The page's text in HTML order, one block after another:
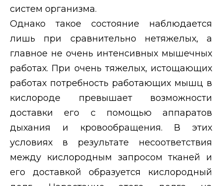
систем организма.
Однако такое состояние наблюдается
лишь при сравнительно нетяжелых, а
главное не очень интенсивных мышечных
работах. При очень тяжелых, истощающих
работах потребность работающих мышц в
кислороде превышает возможности
доставки его с помощью аппаратов
дыхания и кровообращения. В этих
условиях в результате несоответствия
между кислородным запросом тканей и
его доставкой образуется кислородный